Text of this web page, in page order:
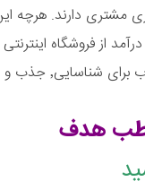
از فروشگاه
و نگه‌داری آشنا شوید.